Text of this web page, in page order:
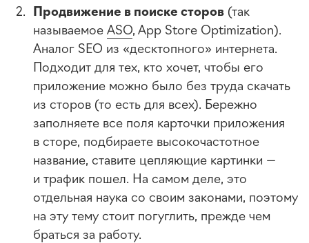
Продвижение в поиске сторов (так
называемоеASO, App Store Optimization).
Аналог SEO из «десктопного» интернета.
Подходит для тех, кто хочет, чтобы его
приложение можно было без труда скачать
из сторов (то есть для всех). Бережно
заполняете все поля карточки приложения
в сторе, подбираете высокочастотное
название, ставите цепляющие картинки —
и трафик пошел. На самом деле, это
отдельная наука со своим законами, поэтому
на эту тему стоит погуглить, прежде чем
браться за работу.